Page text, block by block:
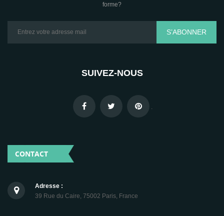
forme?
S’ABONNER
SUIVEZ-NOUS
CONTACT
Adresse :
39 Rue du Caire, 75002 Paris, France